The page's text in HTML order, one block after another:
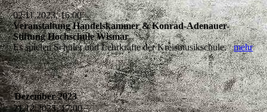
02.11.2023, 16:00
Veranstaltung Handelskammer & Konrad-Adenauer-
Stiftung Hochschule Wismar
Es spielen Schüler und Lehrkräfte der Kreismusikschule.mehr
Dezember 2023
21.12.2023, 17:00